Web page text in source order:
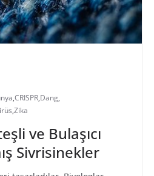
,CRISPR,Dang,
,Zika
ve Bulaşıcı
Sivrisinekler